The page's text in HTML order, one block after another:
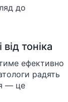
до
тоніка
ефективно
радять
— це